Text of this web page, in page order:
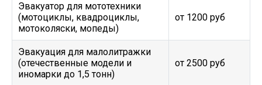
Эвакуатор для мототехники
(мотоциклы, квадроциклы,
мотоколяски, мопеды)
от 1200 руб
Эвакуация для малолитражки
(отечественные модели и
иномарки до 1,5 тонн)
от 2500 руб